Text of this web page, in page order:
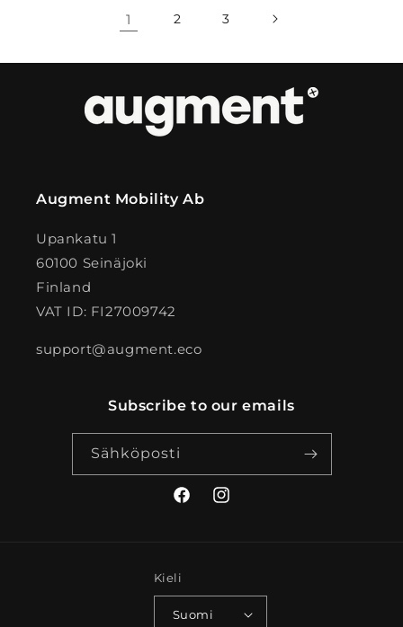
1 2 3
Augment Mobility Ab
Upankatu 1
60100 Seinäjoki
Finland
VAT ID: FI27009742
support@augment.eco
Subscribe to our emails
Sähköposti
FacebookInstagram
Kieli
Suomi